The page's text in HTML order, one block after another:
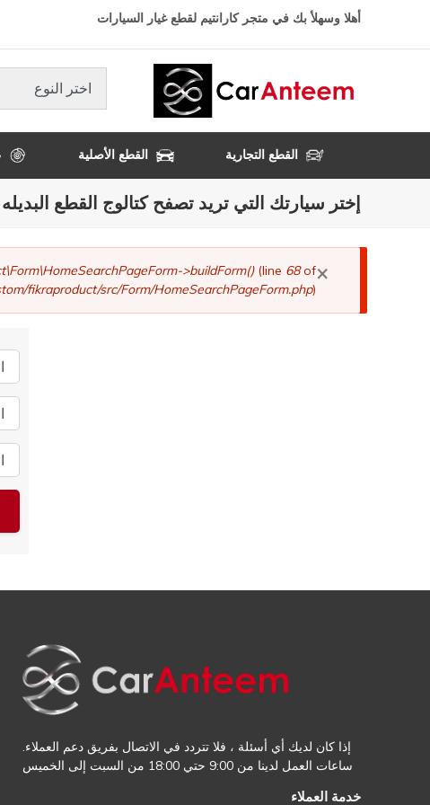
المحتوى
أهلا وسهلأ بك في متجر كارانتيم لقطع غيار السيارات
القطع التجارية القطع الأصلية
إختر سيارتك التي تريد تصفح كتالوج القطع
×
رسالة
الخطأ
>buildForm()(line 68of
fikraproduct/src/Form/HomeSearchPageForm.php).
إذا كان لديك أي أسئلة ، فلا تتردد في الاتصال بفريق دعم العملاء.
ساعات العمل لدينا من 9:00 حتي 18:00 من السبت إلى الخميس
خدمة العملاء